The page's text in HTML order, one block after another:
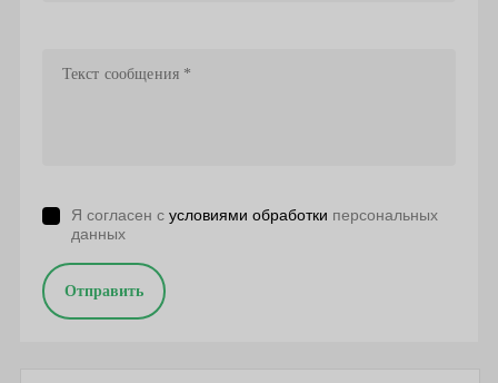
Я согласен с условиями обработки персональных
данных
Отправить